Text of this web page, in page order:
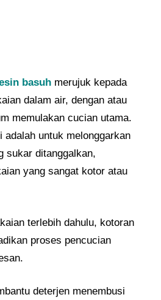
basuh merujuk kepada
dalam air, dengan atau
memulakan cucian utama.
adalah untuk melonggarkan
sukar ditanggalkan,
yang sangat kotor atau
terlebih dahulu, kotoran
proses pencucian
deterjen menembusi